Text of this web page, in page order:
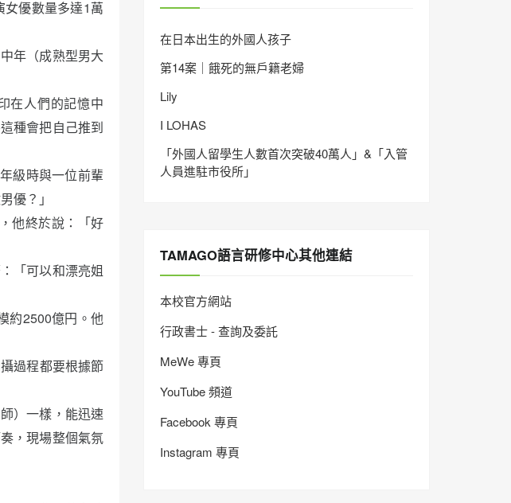
女優數量多達1萬
年（成熟型男大
在人們的記憶中
種會把自己推到
級時與一位前輩
優？」
他終於說：「好
「可以和漂亮姐
約2500億円。他
過程都要根據節
）一樣，能迅速
，現場整個氣氛
在日本出生的外國人孩子
第14案｜餓死的無戶籍老婦
Lily
I LOHAS
「外國人留學生人數首次突破40萬人」&「入管
人員進駐市役所」
TAMAGO語言研修中心其他連結
本校官方網站
行政書士 - 查詢及委託
MeWe 專頁
YouTube 頻道
Facebook 專頁
Instagram 專頁